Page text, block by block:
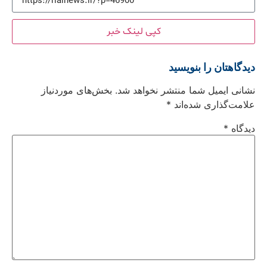
کپی لینک خبر
دیدگاهتان را بنویسید
نشانی ایمیل شما منتشر نخواهد شد. بخش‌های موردنیاز
علامت‌گذاری شده‌اند *
دیدگاه *